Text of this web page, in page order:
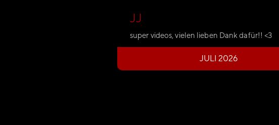
JJ
super videos, vielen lieben Dank dafür!! <3
JULI 2026